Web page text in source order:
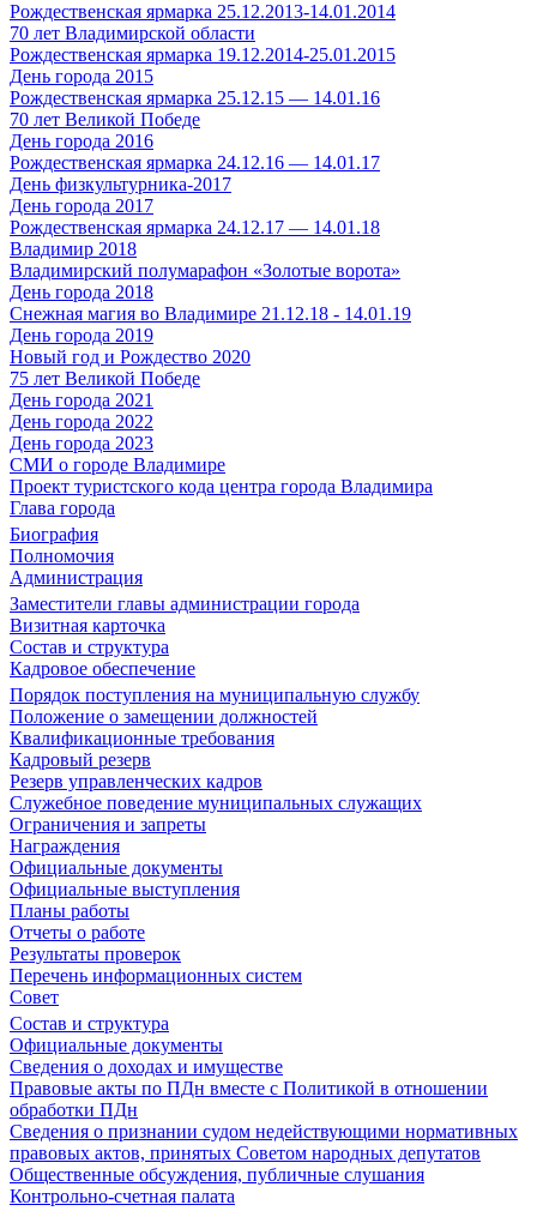
Рождественская ярмарка 25.12.2013-14.01.2014
70 лет Владимирской области
Рождественская ярмарка 19.12.2014-25.01.2015
День города 2015
Рождественская ярмарка 25.12.15 — 14.01.16
70 лет Великой Победе
День города 2016
Рождественская ярмарка 24.12.16 — 14.01.17
День физкультурника-2017
День города 2017
Рождественская ярмарка 24.12.17 — 14.01.18
Владимир 2018
Владимирский полумарафон «Золотые ворота»
День города 2018
Снежная магия во Владимире 21.12.18 - 14.01.19
День города 2019
Новый год и Рождество 2020
75 лет Великой Победе
День города 2021
День города 2022
День города 2023
СМИ о городе Владимире
Проект туристского кода центра города Владимира
Глава города
Биография
Полномочия
Администрация
Заместители главы администрации города
Визитная карточка
Состав и структура
Кадровое обеспечение
Порядок поступления на муниципальную службу
Положение о замещении должностей
Квалификационные требования
Кадровый резерв
Резерв управленческих кадров
Служебное поведение муниципальных служащих
Ограничения и запреты
Награждения
Официальные документы
Официальные выступления
Планы работы
Отчеты о работе
Результаты проверок
Перечень информационных систем
Совет
Состав и структура
Официальные документы
Сведения о доходах и имуществе
Правовые акты по ПДн вместе с Политикой в отношении
обработки ПДн
Сведения о признании судом недействующими нормативных
правовых актов, принятых Советом народных депутатов
Общественные обсуждения, публичные слушания
Контрольно-счетная палата